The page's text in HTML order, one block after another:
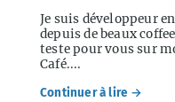
Je suis développeur
depuis de beaux
teste pour vous sur
Café....
Continuer à lire →